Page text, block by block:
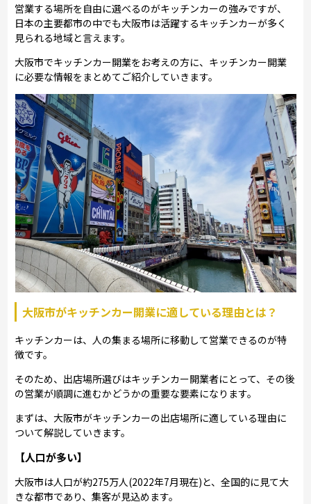
営業する場所を自由に選べるのがキッチンカーの強みですが、
日本の主要都市の中でも大阪市は活躍するキッチンカーが多く
見られる地域と言えます。
大阪市でキッチンカー開業をお考えの方に、キッチンカー開業
に必要な情報をまとめてご紹介していきます。
大阪市がキッチンカー開業に適している理由とは？
キッチンカーは、人の集まる場所に移動して営業できるのが特
徴です。
そのため、出店場所選びはキッチンカー開業者にとって、その後
の営業が順調に進むかどうかの重要な要素になります。
まずは、大阪市がキッチンカーの出店場所に適している理由に
ついて解説していきます。
【人口が多い】
大阪市は人口が約275万人(2022年7月現在)と、全国的に見て大
きな都市であり、集客が見込めます。